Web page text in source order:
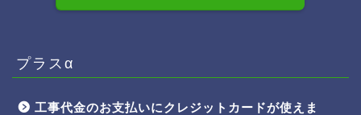
プラスα
工事代金のお支払いにクレジットカードが使えま